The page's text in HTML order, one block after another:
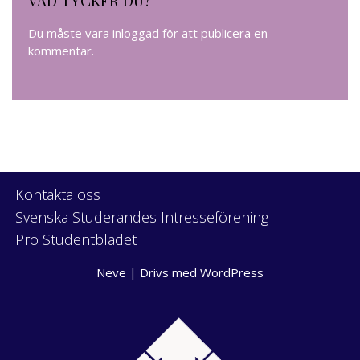
Du måste vara inloggad för att publicera en
kommentar.
Kontakta oss
Svenska Studerandes Intresseförening
Pro Studentbladet
Neve | Drivs med WordPress